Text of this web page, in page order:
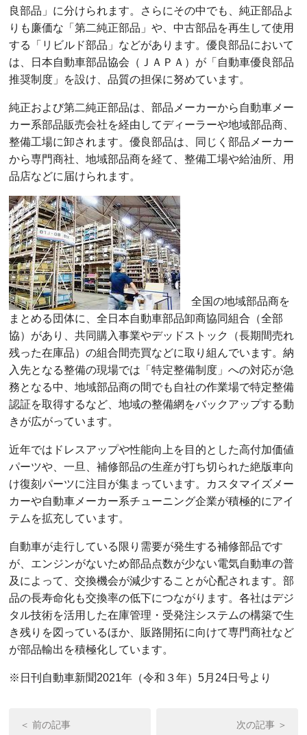
良部品」に分けられます。さらにその中でも、純正部品よ
りも廉価な「第二純正部品」や、中古部品を再生して使用
する「リビルド部品」などがあります。優良部品において
は、日本自動車部品協会（ＪＡＰＡ）が「自動車優良部品
推奨制度」を設け、品質の担保に努めています。
純正および第二純正部品は、部品メーカーから自動車メー
カー系部品販売会社を経由してディーラーや地域部品商、
整備工場に卸されます。優良部品は、同じく部品メーカー
から専門商社、地域部品商を経て、整備工場や給油所、用
品店などに届けられます。
全国の地域部品商を
まとめる団体に、全日本自動車部品卸商協同組合（全部
協）があり、共同購入事業やデッドストック（長期間売れ
残った在庫品）の組合間売買などに取り組んでいます。納
入先となる整備の現場では「特定整備制度」への対応が急
務となる中、地域部品商の間でも自社の作業場で特定整備
認証を取得するなど、地域の整備網をバックアップする動
きが広がっています。
近年ではドレスアップや性能向上を目的とした高付加価値
パーツや、一旦、補修部品の生産が打ち切られた絶版車向
け復刻パーツに注目が集まっています。カスタマイズメー
カーや自動車メーカー系チューニング企業が積極的にアイ
テムを拡充しています。
自動車が走行している限り需要が発生する補修部品です
が、エンジンがないため部品点数が少ない電気自動車の普
及によって、交換機会が減少することが心配されます。部
品の長寿命化も交換率の低下につながります。各社はデジ
タル技術を活用した在庫管理・受発注システムの構築で生
き残りを図っているほか、販路開拓に向けて専門商社など
が部品輸出を積極化しています。
※日刊自動車新聞2021年（令和３年）5月24日号より